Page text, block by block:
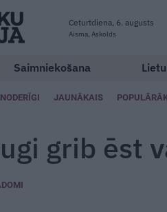
Ceturtdiena, 6. augusts
Aisma, Askolds
Saimniekošana
NODERĪGI JAUNĀKAIS
grib ēst